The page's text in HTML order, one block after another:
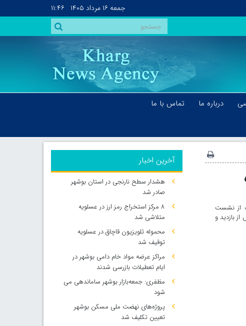
جمعه ۱۶ مرداد ۱۴۰۵ ۱۱:۴۶
درباره ما
تماس با ما
از نشست
بازدید و
آخرین اخبار
هشدار سطح نارنجی در استان بوشهر
صادر شد
۸ مرکز استخراج رمز ارز در عسلویه
متلاشی شد
محموله تلویزیون قاچاق در عسلویه
توقیف شد
مراکز عرضه مواد خام دامی بوشهر در
ایام تعطیلات بازرسی شدند
مظفری: جمعه‌بازار بوشهر ساماندهی می‌
شود
پروژه‌های نهضت ملی مسکن بوشهر
تعیین تکلیف شد